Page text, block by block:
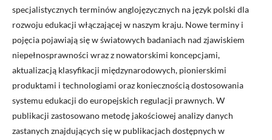
specjalistycznych terminów anglojęzycznych na język polski dla
rozwoju edukacji włączającej w naszym kraju. Nowe terminy i
pojęcia pojawiają się w światowych badaniach nad zjawiskiem
niepełnosprawności wraz z nowatorskimi koncepcjami,
aktualizacją klasyfikacji międzynarodowych, pionierskimi
produktami i technologiami oraz koniecznością dostosowania
systemu edukacji do europejskich regulacji prawnych. W
publikacji zastosowano metodę jakościowej analizy danych
zastanych znajdujących się w publikacjach dostępnych w